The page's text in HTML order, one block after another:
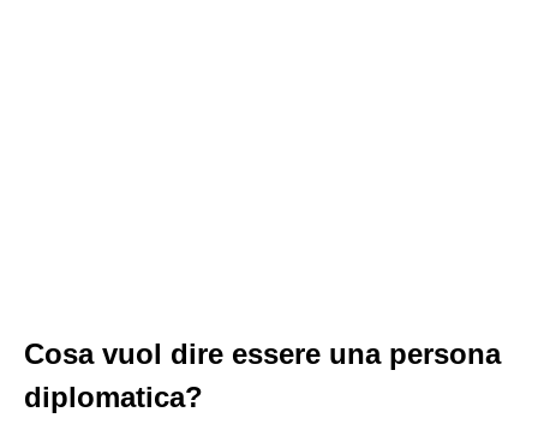
Cosa vuol dire essere una persona
diplomatica?